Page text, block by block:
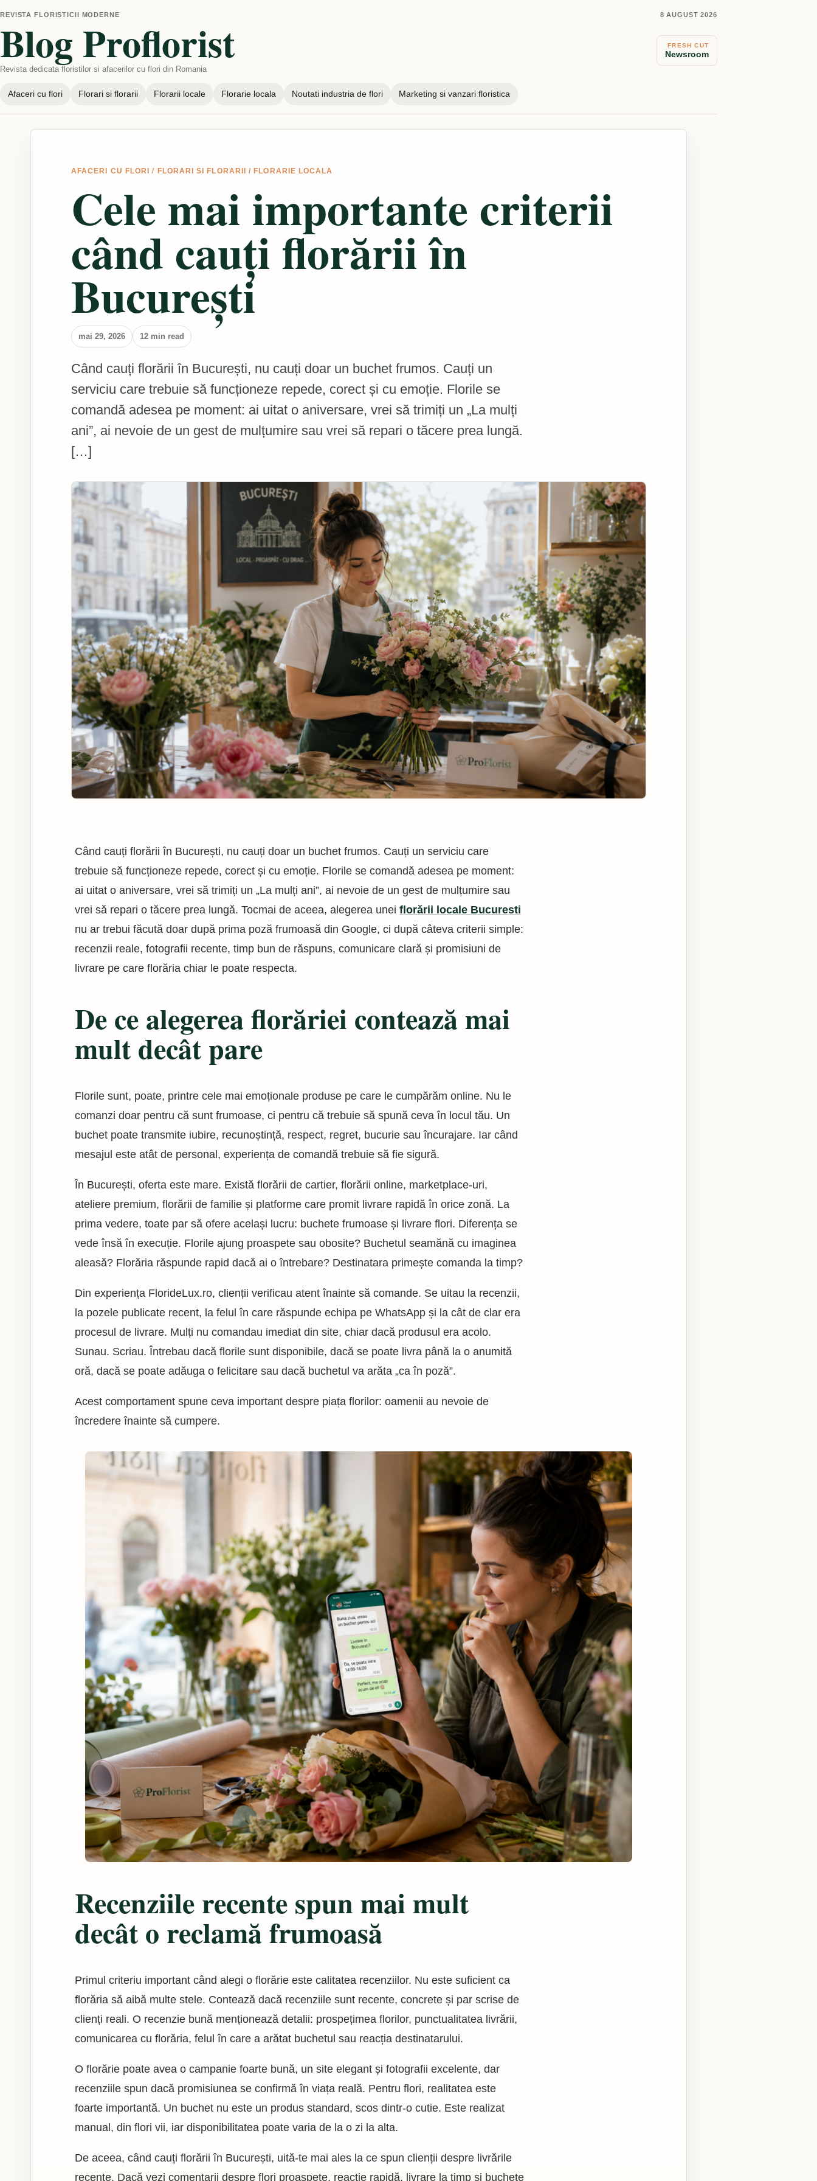
REVISTA FLORISTICII MODERNE 8 AUGUST 2026
Blog Proflorist
Revista dedicata floristilor si afacerilor cu flori din Romania
FRESH CUT
Newsroom
Afaceri cu flori Florari si florarii Florarii locale Florarie locala Noutati industria de flori Marketing si vanzari floristica
AFACERI CU FLORI / FLORARI SI FLORARII / FLORARIE LOCALA
Cele mai importante criterii
când cauți florării în
București
mai 29, 2026 12 min read
Când cauți florării în București, nu cauți doar un buchet frumos. Cauți un
serviciu care trebuie să funcționeze repede, corect și cu emoție. Florile se
comandă adesea pe moment: ai uitat o aniversare, vrei să trimiți un „La mulți
ani”, ai nevoie de un gest de mulțumire sau vrei să repari o tăcere prea lungă.
[…]
Când cauți florării în București, nu cauți doar un buchet frumos. Cauți un serviciu care
trebuie să funcționeze repede, corect și cu emoție. Florile se comandă adesea pe moment:
ai uitat o aniversare, vrei să trimiți un „La mulți ani”, ai nevoie de un gest de mulțumire sau
vrei să repari o tăcere prea lungă. Tocmai de aceea, alegerea unei florării locale Bucuresti
nu ar trebui făcută doar după prima poză frumoasă din Google, ci după câteva criterii simple:
recenzii reale, fotografii recente, timp bun de răspuns, comunicare clară și promisiuni de
livrare pe care florăria chiar le poate respecta.
De ce alegerea florăriei contează mai
mult decât pare
Florile sunt, poate, printre cele mai emoționale produse pe care le cumpărăm online. Nu le
comanzi doar pentru că sunt frumoase, ci pentru că trebuie să spună ceva în locul tău. Un
buchet poate transmite iubire, recunoștință, respect, regret, bucurie sau încurajare. Iar când
mesajul este atât de personal, experiența de comandă trebuie să fie sigură.
În București, oferta este mare. Există florării de cartier, florării online, marketplace-uri,
ateliere premium, florării de familie și platforme care promit livrare rapidă în orice zonă. La
prima vedere, toate par să ofere același lucru: buchete frumoase și livrare flori. Diferența se
vede însă în execuție. Florile ajung proaspete sau obosite? Buchetul seamănă cu imaginea
aleasă? Florăria răspunde rapid dacă ai o întrebare? Destinatara primește comanda la timp?
Din experiența FlorideLux.ro, clienții verificau atent înainte să comande. Se uitau la recenzii,
la pozele publicate recent, la felul în care răspunde echipa pe WhatsApp și la cât de clar era
procesul de livrare. Mulți nu comandau imediat din site, chiar dacă produsul era acolo.
Sunau. Scriau. Întrebau dacă florile sunt disponibile, dacă se poate livra până la o anumită
oră, dacă se poate adăuga o felicitare sau dacă buchetul va arăta „ca în poză”.
Acest comportament spune ceva important despre piața florilor: oamenii au nevoie de
încredere înainte să cumpere.
Recenziile recente spun mai mult
decât o reclamă frumoasă
Primul criteriu important când alegi o florărie este calitatea recenziilor. Nu este suficient ca
florăria să aibă multe stele. Contează dacă recenziile sunt recente, concrete și par scrise de
clienți reali. O recenzie bună menționează detalii: prospețimea florilor, punctualitatea livrării,
comunicarea cu florăria, felul în care a arătat buchetul sau reacția destinatarului.
O florărie poate avea o campanie foarte bună, un site elegant și fotografii excelente, dar
recenziile spun dacă promisiunea se confirmă în viața reală. Pentru flori, realitatea este
foarte importantă. Un buchet nu este un produs standard, scos dintr-o cutie. Este realizat
manual, din flori vii, iar disponibilitatea poate varia de la o zi la alta.
De aceea, când cauți florării în București, uită-te mai ales la ce spun clienții despre livrările
recente. Dacă vezi comentarii despre flori proaspete, reacție rapidă, livrare la timp și buchete